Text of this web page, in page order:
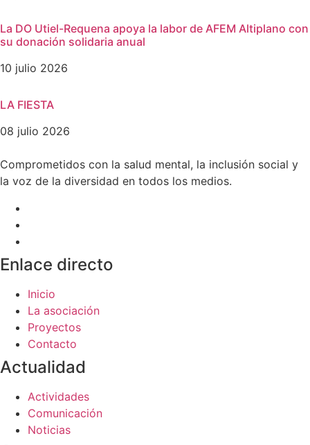
La DO Utiel-Requena apoya la labor de AFEM Altiplano con
su donación solidaria anual
10 julio 2026
LA FIESTA
08 julio 2026
Comprometidos con la salud mental, la inclusión social y
la voz de la diversidad en todos los medios.
Enlace directo
Inicio
La asociación
Proyectos
Contacto
Actualidad
Actividades
Comunicación
Noticias